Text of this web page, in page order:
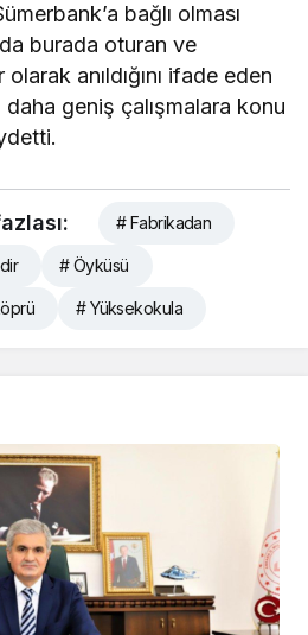
bağlı olması
burada oturan ve
olarak anıldığını ifade eden
daha geniş çalışmalara konu
# Fabrikadan
# Öyküsü
# Yüksekokula